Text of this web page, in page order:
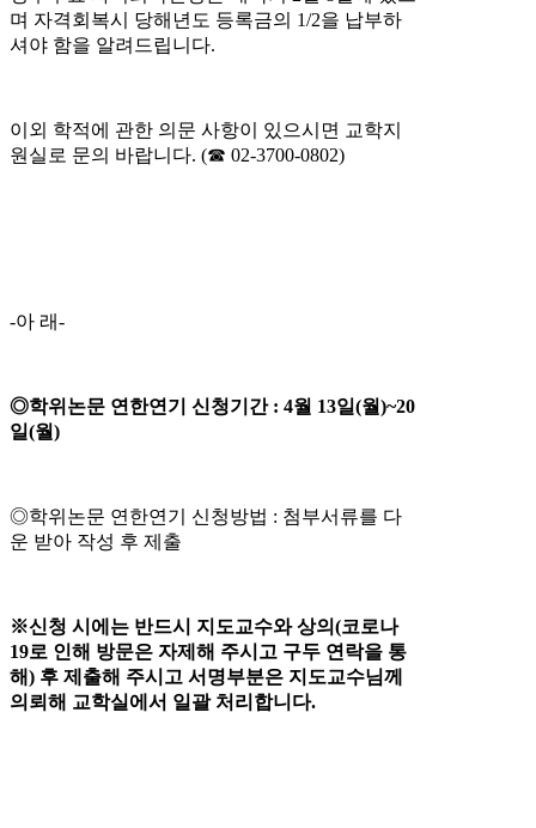
며 자격회복시 당해년도 등록금의 1/2을 납부하
셔야 함을 알려드립니다.
이외 학적에 관한 의문 사항이 있으시면 교학지
원실로 문의 바랍니다. (☎ 02-3700-0802)
-아 래-
◎학위논문 연한연기 신청기간 : 4월 13일(월)~20
일(월)
◎학위논문 연한연기 신청방법 : 첨부서류를 다
운 받아 작성 후 제출
※신청 시에는 반드시 지도교수와 상의(코로나
19로 인해 방문은 자제해 주시고 구두 연락을 통
해) 후 제출해 주시고 서명부분은 지도교수님께
의뢰해 교학실에서 일괄 처리합니다.